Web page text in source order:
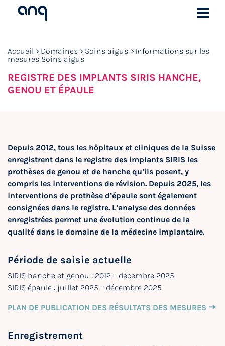
Accueil Domaines Soins aigus
Informations sur les
mesures Soins aigus
REGISTRE DES IMPLANTS SIRIS HANCHE,
GENOU ET ÉPAULE
Depuis 2012, tous les hôpitaux et cliniques de la Suisse
enregistrent dans le registre des implants SIRIS les
prothèses de genou et de hanche qu’ils posent, y
compris les interventions de révision. Depuis 2025, les
interventions de prothèse d’épaule sont également
consignées dans le registre. L’analyse des données
enregistrées permet une évolution continue de la
qualité dans le domaine de la médecine implantaire.
Période de saisie actuelle
SIRIS hanche et genou : 2012 – décembre 2025
SIRIS épaule : juillet 2025 – décembre 2025
PLAN DE PUBLICATION DES RÉSULTATS DES MESURES
Enregistrement